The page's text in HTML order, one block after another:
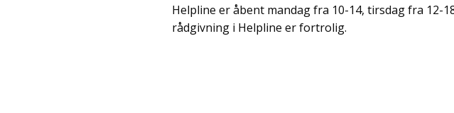
Helpline er åbent mandag fra 10-14, tirsdag fra 12-
rådgivning i Helpline er fortrolig.